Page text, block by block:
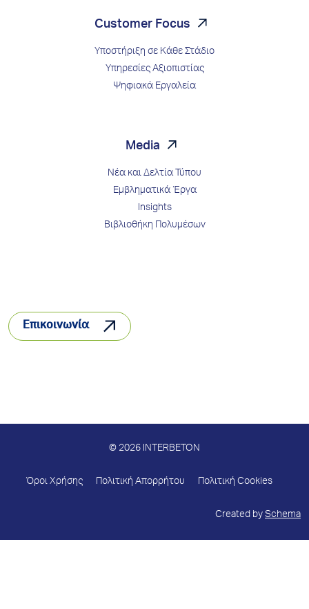
Customer Focus
Υποστήριξη σε Κάθε Στάδιο
Υπηρεσίες Αξιοπιστίας
Ψηφιακά Εργαλεία
Media
Νέα και Δελτία Τύπου
Εμβληματικά Έργα
Insights
Βιβλιοθήκη Πολυμέσων
Επικοινωνία
© 2026 INTERBETON
Όροι Χρήσης Πολιτική Απορρήτου Πολιτική Cookies
Created by Schema